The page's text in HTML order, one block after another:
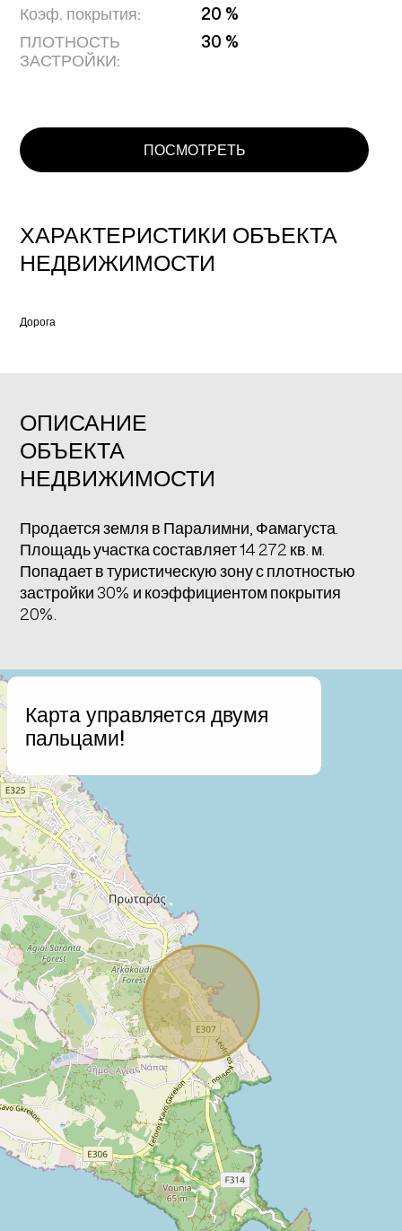
Коэф. покрытия:
20 %
ПЛОТНОСТЬ
ЗАСТРОЙКИ:
30 %
ХАРАКТЕРИСТИКИ ОБЪЕКТА
НЕДВИЖИМОСТИ
ПОСМОТРЕТЬ
Дорога
ОПИСАНИЕ
ОБЪЕКТА
НЕДВИЖИМОСТИ
Продается земля в Паралимни, Фамагуста.
Площадь участка составляет 14 272 кв. м.
Попадает в туристическую зону с плотностью
застройки 30% и коэффициентом покрытия
20%.
Карта управляется двумя
пальцами!
−